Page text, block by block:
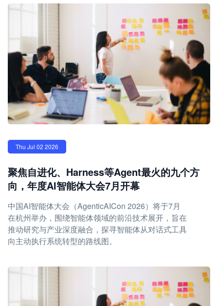
Thu Jul 02 2026
聚焦自进化、Harness等Agent最火的九个方
向，年度AI智能体大会7月开幕
中国AI智能体大会（AgenticAICon 2026）将于7月
在杭州举办，围绕智能体领域的前沿技术展开，旨在
推动研究与产业深度融合，探寻智能体从对话式工具
向主动执行系统转型的路线图。